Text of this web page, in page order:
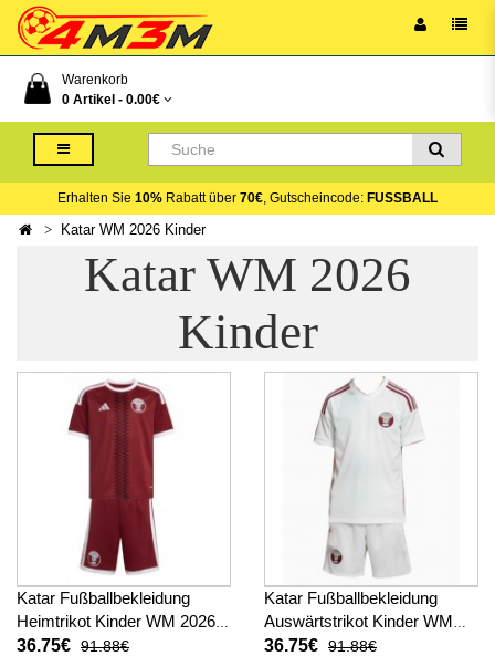
Warenkorb
0 Artikel - 0.00€
Erhalten Sie 10% Rabatt über 70€, Gutscheincode: FUSSBALL
Katar WM 2026 Kinder
Katar WM 2026
Kinder
Katar Fußballbekleidung
Heimtrikot Kinder WM 2026
Kurzarm (+ kurze hosen)
36.75€ 91.88€
Katar Fußballbekleidung
Auswärtstrikot Kinder WM
2026 Kurzarm (+ kurze
36.75€ 91.88€